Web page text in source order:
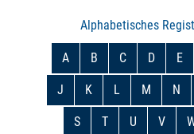
Alphabetisches
A B C D E
J K L M N
S T U V